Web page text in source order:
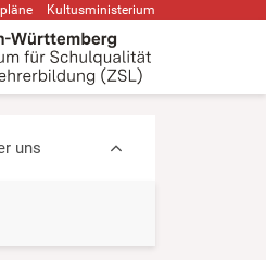
Kultusministerium
uns